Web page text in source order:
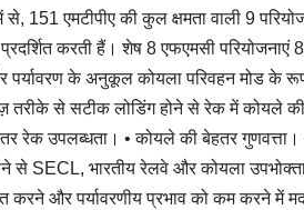
151 एमटीपीए की कुल क्षमता वाली 9
करती हैं। शेष 8 एफएमसी परियोजनाएं
के अनुकूल कोयला परिवहन मोड के रूप
तरीके से सटीक लोडिंग होने से रेक में कोयले
रेक उपलब्धता। • कोयले की बेहतर गुणवत्ता।
से SECL, भारतीय रेलवे और कोयला
और पर्यावरणीय प्रभाव को कम करने में